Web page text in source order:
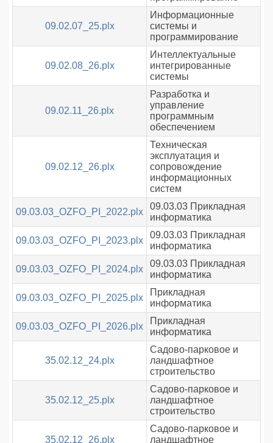
09.02.07_25.plx
Информационные
системы и
программирование
09.02.08_26.plx
Интеллектуальные
интегрированные
системы
09.02.11_26.plx
Разработка и
управление
программным
обеспечением
09.02.12_26.plx
Техническая
эксплуатация и
сопровождение
информационных
систем
09.03.03_OZFO_PI_2022.plx
09.03.03 Прикладная
информатика
09.03.03_OZFO_PI_2023.plx
09.03.03 Прикладная
информатика
09.03.03_OZFO_PI_2024.plx
09.03.03 Прикладная
информатика
09.03.03_OZFO_PI_2025.plx
Прикладная
информатика
09.03.03_OZFO_PI_2026.plx
Прикладная
информатика
35.02.12_24.plx
Садово-парковое и
ландшафтное
строительство
35.02.12_25.plx
Садово-парковое и
ландшафтное
строительство
35.02.12_26.plx
Садово-парковое и
ландшафтное